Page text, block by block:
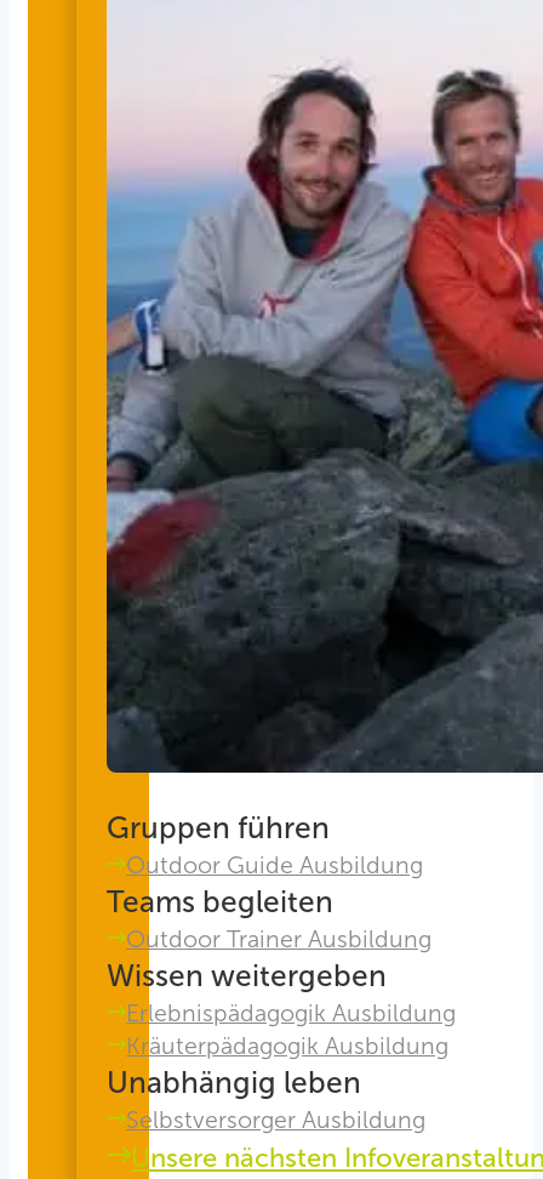
Gruppen führen
Outdoor Guide Ausbildung
Teams begleiten
Outdoor Trainer Ausbildung
Wissen weitergeben
Erlebnispädagogik Ausbildung
Kräuterpädagogik Ausbildung
Unabhängig leben
Selbstversorger Ausbildung
Unsere nächsten